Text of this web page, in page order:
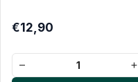
€12,90
− +